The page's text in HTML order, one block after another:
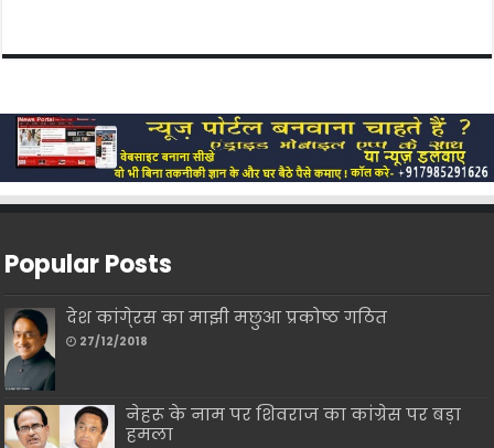
Popular Posts
देश कांगे्रस का माझी मछुआ प्रकोष्ठ गठित
27/12/2018
नेहरू के नाम पर शिवराज का कांग्रेस पर बड़ा
हमला